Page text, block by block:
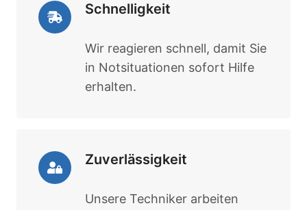
Schnelligkeit
Wir reagieren schnell, damit Sie
in Notsituationen sofort Hilfe
erhalten.
Zuverlässigkeit
Unsere Techniker arbeiten